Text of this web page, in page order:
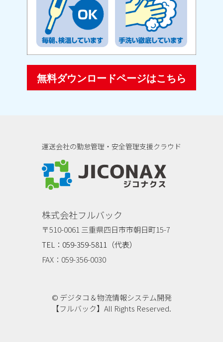
無料ダウンロードページはこちら
運送会社の勤怠管理・安全管理支援クラウド
株式会社フルバック
〒510-0061 三重県四日市市朝日町15-7
TEL：059-359-5811（代表）
FAX：059-356-0030
© デジタコ＆物流情報システム開発
【フルバック】All Rights Reserved.